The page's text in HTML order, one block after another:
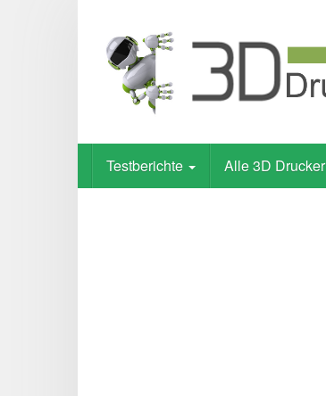
Testberichte Alle 3D Drucker